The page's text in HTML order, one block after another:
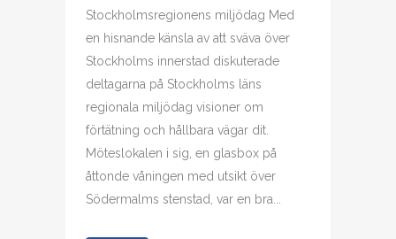
Stockholmsregionens miljödag Med
en hisnande känsla av att sväva över
Stockholms innerstad diskuterade
deltagarna på Stockholms läns
regionala miljödag visioner om
förtätning och hållbara vägar dit.
Möteslokalen i sig, en glasbox på
åttonde våningen med utsikt över
Södermalms stenstad, var en bra...